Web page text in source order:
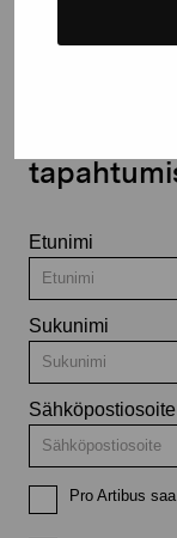
Etunimi
Sukunimi
Sähköpostiosoite
Pro Artibus